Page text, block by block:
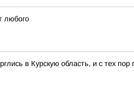
любого
в Курскую область, и с тех